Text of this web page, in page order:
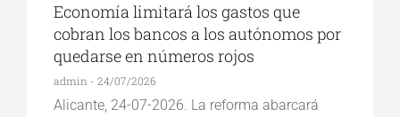
Economía limitará los gastos que
cobran los bancos a los autónomos por
quedarse en números rojos
admin 24/07/2026
Alicante, 24-07-2026. La reforma abarcará